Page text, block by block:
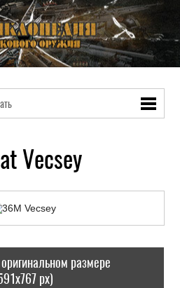
Vecsey
размере
px)